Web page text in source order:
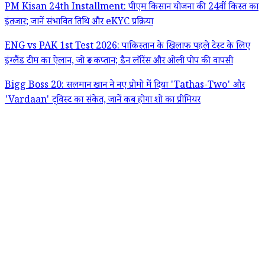
PM Kisan 24th Installment: पीएम किसान योजना की 24वीं किस्त का
इंतजार; जानें संभावित तिथि और eKYC प्रक्रिया
ENG vs PAK 1st Test 2026: पाकिस्तान के खिलाफ पहले टेस्ट के लिए
इंग्लैंड टीम का ऐलान, जो रूट कप्तान; डैन लॉरेंस और ओली पोप की वापसी
Bigg Boss 20: सलमान खान ने नए प्रोमो में दिया 'Tathas-Two' और
'Vardaan' ट्विस्ट का संकेत, जानें कब होगा शो का प्रीमियर